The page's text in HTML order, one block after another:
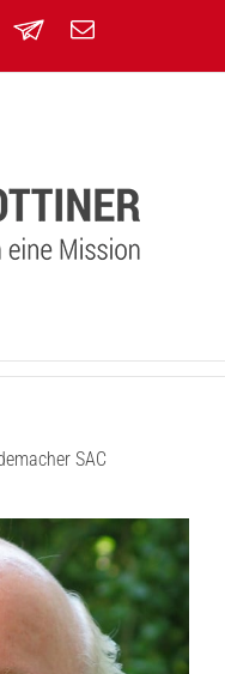
Newsletter
E-
SAC